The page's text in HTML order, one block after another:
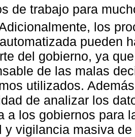
de trabajo para
los
pueden
del gobierno, ya
de las malas
utilizados.
de analizar los
a los gobiernos para
y vigilancia masiva